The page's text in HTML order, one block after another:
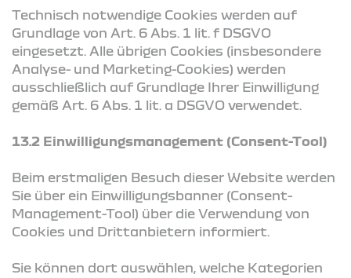
Technisch notwendige Cookies werden auf
Grundlage von Art. 6 Abs. 1 lit. f DSGVO
eingesetzt. Alle übrigen Cookies (insbesondere
Analyse- und Marketing-Cookies) werden
ausschließlich auf Grundlage Ihrer Einwilligung
gemäß Art. 6 Abs. 1 lit. a DSGVO verwendet.
13.2 Einwilligungsmanagement (Consent-Tool)
Beim erstmaligen Besuch dieser Website werden
Sie über ein Einwilligungsbanner (Consent-
Management-Tool) über die Verwendung von
Cookies und Drittanbietern informiert.
Sie können dort auswählen, welche Kategorien